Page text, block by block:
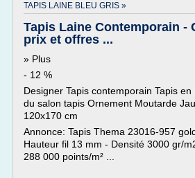
TAPIS LAINE BLEU GRIS »
Tapis Laine Contemporain -
prix et offres ...
» Plus
- 12 %
Designer Tapis contemporain Tapis
du salon tapis Ornement Moutarde
120x170 cm
Annonce: Tapis Thema 23016-957
Hauteur fil 13 mm - Densité 3000 gr/
288 000 points/m² ...